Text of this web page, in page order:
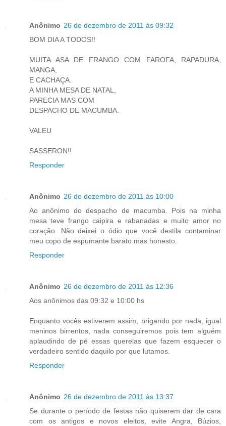
Anônimo 26 de dezembro de 2011 às 09:32
BOM DIA A TODOS!!
MUITA ASA DE FRANGO COM FAROFA, RAPADURA,
MANGA,
E CACHAÇA.
A MINHA MESA DE NATAL,
PARECIA MAS COM
DESPACHO DE MACUMBA.
VALEU
SASSERON!!
Responder
Anônimo 26 de dezembro de 2011 às 10:00
Ao anônimo do despacho de macumba. Pois na minha
mesa teve frango caipira e rabanadas e muito amor no
coração. Não deixei o ódio que você destila contaminar
meu copo de espumante barato mas honesto.
Responder
Anônimo 26 de dezembro de 2011 às 12:36
Aos anônimos das 09:32 e 10:00 hs
Enquanto vocês estiverem assim, brigando por nada, igual
meninos birrentos, nada conseguiremos pois tem alguém
aplaudindo de pé essas querelas que fazem esquecer o
verdadeiro sentido daquilo por que lutamos.
Responder
Anônimo 26 de dezembro de 2011 às 13:37
Se durante o período de festas não quiserem dar de cara
com os antigos e novos eleitos, evite Angra, Búzios,